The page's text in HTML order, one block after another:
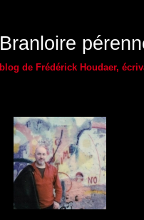
Branloire
blog de Frédérick Houdaer,